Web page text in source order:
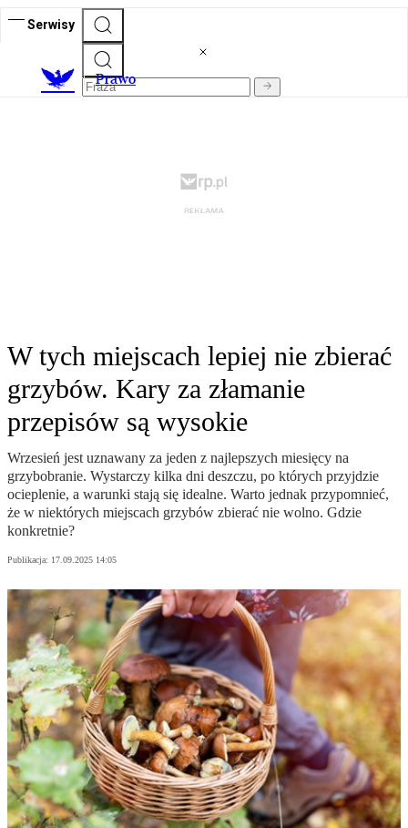
Serwisy
Prawo
W tych miejscach lepiej nie zbierać
grzybów. Kary za złamanie
przepisów są wysokie
Wrzesień jest uznawany za jeden z najlepszych miesięcy na
grzybobranie. Wystarczy kilka dni deszczu, po których przyjdzie
ocieplenie, a warunki stają się idealne. Warto jednak przypomnieć,
że w niektórych miejscach grzybów zbierać nie wolno. Gdzie
konkretnie?
Publikacja: 17.09.2025 14:05